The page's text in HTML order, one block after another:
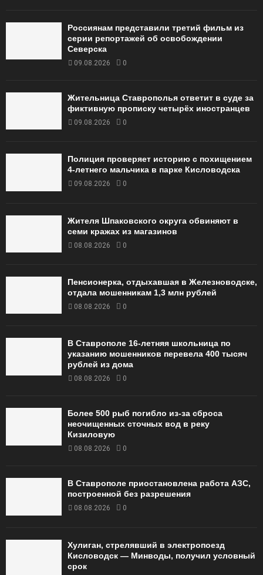
Россиянам представили третий фильм из
серии репортажей об освобождении
Северска
09.08.2026 0
Жительница Ставрополья ответит в суде за
фиктивную прописку четырёх иностранцев
09.08.2026 0
Полиция проверяет историю с похищением
4-летнего мальчика в парке Кисловодска
09.08.2026 0
Жителя Шпаковского округа обвиняют в
семи кражах из магазинов
08.08.2026 0
Пенсионерка, отдыхавшая в Железноводске,
отдала мошенникам 1,3 млн рублей
08.08.2026 0
В Ставрополе 16-летняя школьница по
указанию мошенников перевела 400 тысяч
рублей из дома
08.08.2026 0
Более 500 рыб погибло из-за сброса
неочищенных сточных вод в реку
Кизиловую
08.08.2026 0
В Ставрополе приостановлена работа АЗС,
построенной без разрешения
08.08.2026 0
Хулиган, стрелявший в электропоезд
Кисловодск — Минводы, получил условный
срок